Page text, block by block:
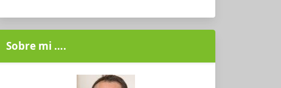
Sobre mi ….